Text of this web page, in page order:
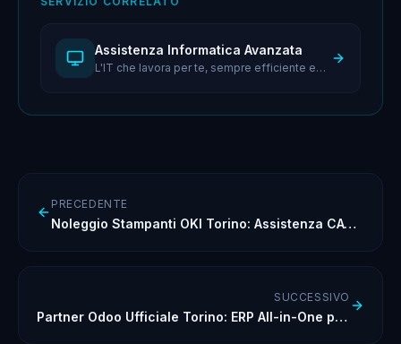
Assistenza Informatica Avanzata
L'IT che lavora per te, sempre efficiente e
PRECEDENTE
Noleggio Stampanti OKI Torino: Assistenza CAT Inclusa
SUCCESSIVO
Partner Odoo Ufficiale Torino: ERP All-in-One per PMI